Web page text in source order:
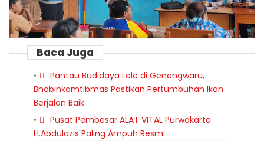
Baca Juga
Pantau Budidaya Lele di Genengwaru,
Bhabinkamtibmas Pastikan Pertumbuhan Ikan
Berjalan Baik
Pusat Pembesar ALAT VITAL Purwakarta
H.Abdulazis Paling Ampuh Resmi